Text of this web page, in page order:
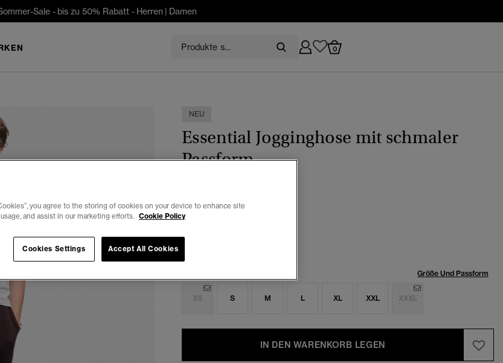
Sale - bis zu 50% Rabatt - Herren | Damen
0
NEU
Essential Jogginghose mit schmaler
Passform
Farbe:
Größe Und Passform
XS S M L XL XXL XXXL
IN DEN WARENKORB LEGEN
you agree to the storing of cookies on your device to enhance site
and assist in our marketing efforts. Cookie Policy
Accept All Cookies
Cookies Settings